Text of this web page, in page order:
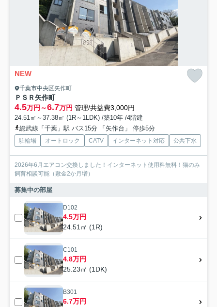
NEW
千葉市中央区矢作町
ＰＳＲ矢作町
4.5万円～6.7万円 管理/共益費3,000円
24.51㎡～37.38㎡ (1R～1LDK) /築10年 /4階建
総武線「千葉」駅 バス15分 「矢作台」 停歩5分
駐輪場 オートロック CATV インターネット対応 公共下水
2026年6月エアコン交換しました！インターネット使用料無料！猫のみ
飼育相談可能（敷金2か月増）
募集中の部屋
D102
4.5万円
24.51㎡ (1R)
C101
4.8万円
25.23㎡ (1DK)
B301
6.7万円